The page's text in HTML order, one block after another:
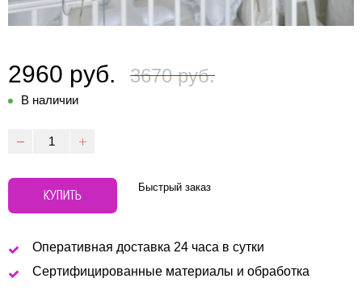
2960 руб. 3670 руб.
В наличии
КУПИТЬ Быстрый заказ
Оперативная доставка 24 часа в сутки
Сертифицированные материалы и обработка